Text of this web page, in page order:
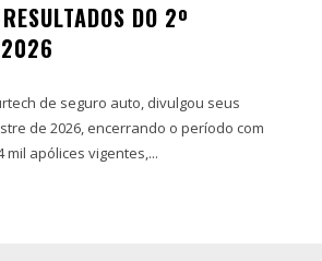
DO 2º
2026
de seguro auto, divulgou seus
de 2026, encerrando o período com
apólices vigentes,...